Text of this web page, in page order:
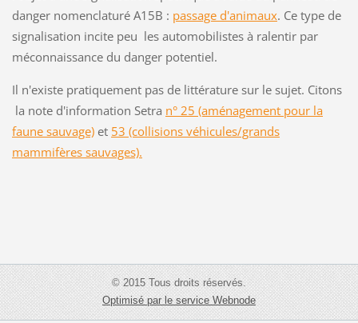
danger nomenclaturé A15B : passage d'animaux. Ce type de
signalisation incite peu les automobilistes à ralentir par
méconnaissance du danger potentiel.
Il n'existe pratiquement pas de littérature sur le sujet. Citons
la note d'information Setra n° 25 (aménagement pour la
faune sauvage)et 53 (collisions véhicules/grands
mammifères sauvages).
© 2015 Tous droits réservés.
Optimisé par le service Webnode